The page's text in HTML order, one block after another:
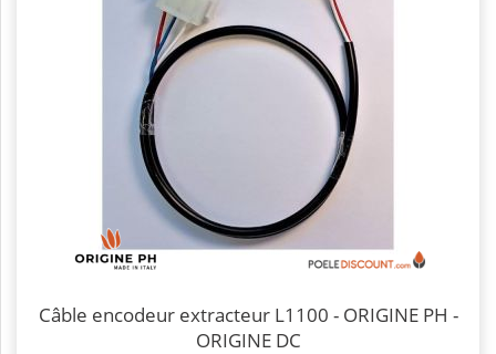
Câble encodeur extracteur L1100 - ORIGINE PH -
ORIGINE DC